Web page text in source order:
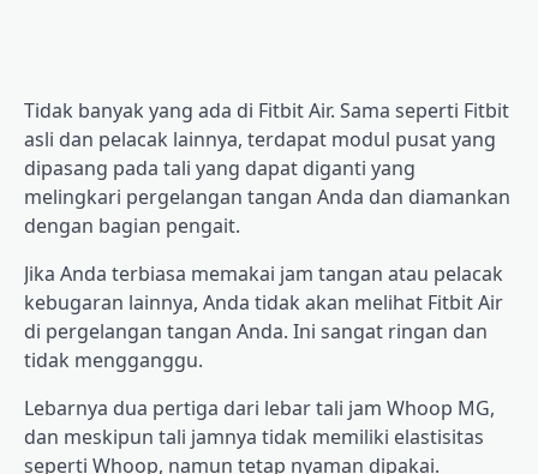
Tidak banyak yang ada di Fitbit Air. Sama seperti Fitbit
asli dan pelacak lainnya, terdapat modul pusat yang
dipasang pada tali yang dapat diganti yang
melingkari pergelangan tangan Anda dan diamankan
dengan bagian pengait.
Jika Anda terbiasa memakai jam tangan atau pelacak
kebugaran lainnya, Anda tidak akan melihat Fitbit Air
di pergelangan tangan Anda. Ini sangat ringan dan
tidak mengganggu.
Lebarnya dua pertiga dari lebar tali jam Whoop MG,
dan meskipun tali jamnya tidak memiliki elastisitas
seperti Whoop, namun tetap nyaman dipakai.